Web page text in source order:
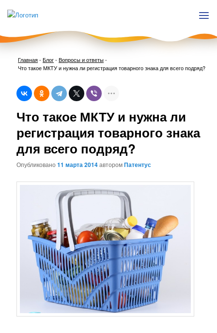
Главная-Блог- Вопросы и ответы-
Что такое МКТУ и нужна ли регистрация товарного знака для всего подряд?
Что такое МКТУ и нужна ли
регистрация товарного знака
для всего подряд?
Опубликовано11 марта 2014авторомПатентус